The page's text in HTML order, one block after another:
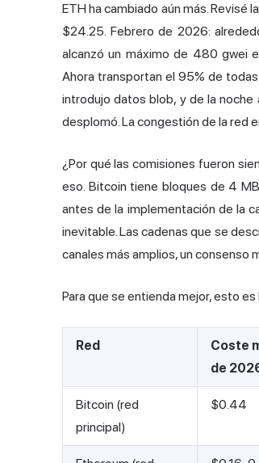
ETH ha cambiado aún más.
$24.25. Febrero de 2026:
alcanzó un máximo de 480 gwei
Ahora transportan el 95% de
introdujo datos blob, y de la noche
desplomó. La congestión de la red
¿Por qué las comisiones fueron
eso. Bitcoin tiene bloques de 4
antes de la implementación de la
inevitable. Las cadenas que se
canales más amplios, un consenso
Para que se entienda mejor, esto
Red
Coste
de
Bitcoin (red
principal)
$0.44